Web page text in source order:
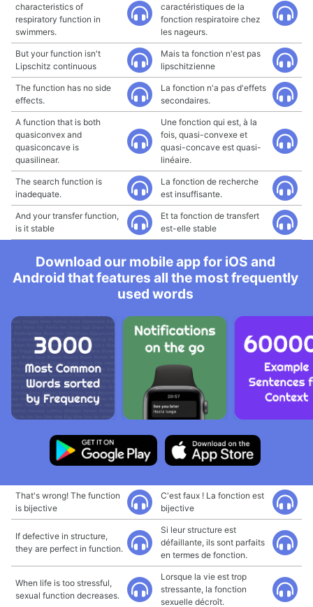
characteristics of
respiratory function in
swimmers.
caractéristiques de la
fonction respiratoire chez
les nageurs.
But your function isn't
Lipschitz continuous
Mais ta fonction n'est pas
lipschitzienne
The function has no side
effects.
La fonction n'a pas d'effets
secondaires.
A function that is both
quasiconvex and
quasiconcave is
quasilinear.
Une fonction qui est, à la
fois, quasi-convexe et
quasi-concave est quasi-
linéaire.
The search function is
inadequate.
La fonction de recherche
est insuffisante.
And your transfer function,
is it stable
Et ta fonction de transfert
est-elle stable
Download our mobile app for iOS and
Android that features all the most frequently
used words
That's wrong! The function
is bijective
C'est faux ! La fonction est
bijective
If defective in structure,
they are perfect in function.
Si leur structure est
défaillante, ils sont parfaits
en termes de fonction.
When life is too stressful,
sexual function decreases.
Lorsque la vie est trop
stressante, la fonction
sexuelle décroît.